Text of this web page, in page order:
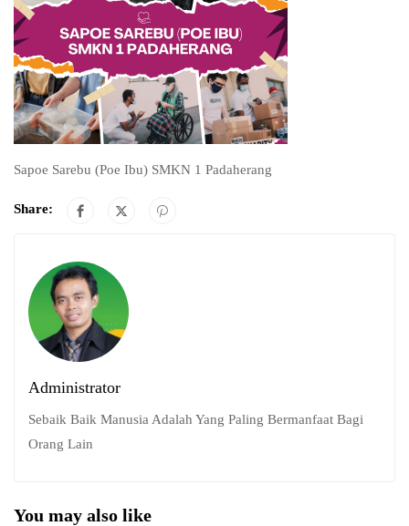
Sapoe Sarebu (Poe Ibu) SMKN 1 Padaherang
Share:
Administrator
Sebaik Baik Manusia Adalah Yang Paling Bermanfaat Bagi
Orang Lain
You may also like